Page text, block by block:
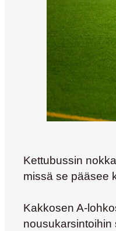
Kettubussin
missä se pääsee
Kakkosen A-
nousukarsintoihin